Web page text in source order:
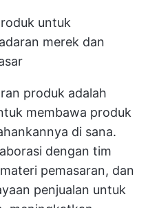
untuk
merek dan
produk adalah
membawa produk
di sana.
dengan tim
pemasaran, dan
penjualan untuk